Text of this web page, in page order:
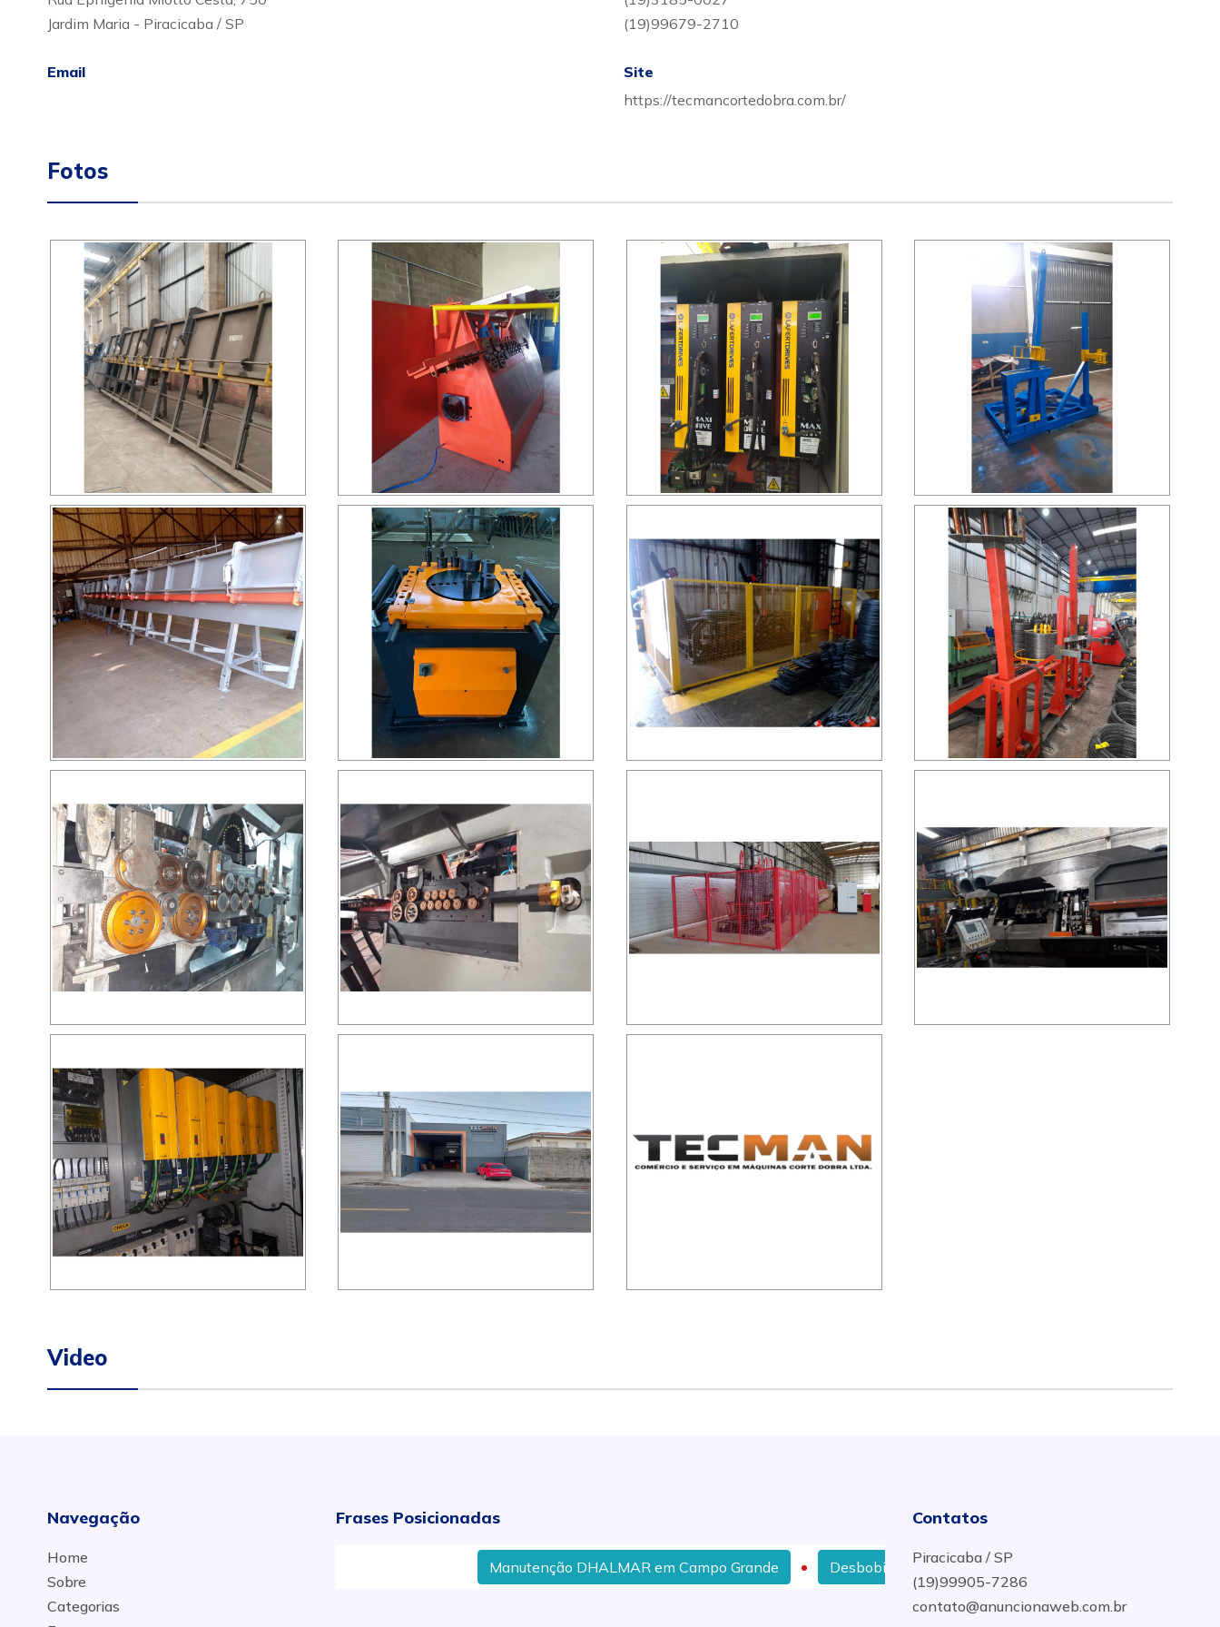
Jardim Maria - Piracicaba / SP
(19)99679-2710
Email
Site
https://tecmancortedobra.com.br/
Fotos
Video
Navegação
Home
Sobre
Categorias
Frases Posicionadas
Manutenção DHALMAR em Campo Grande Desbobinador De Rolo MEP em Belo Horizonte
Contatos
Piracicaba / SP
(19)99905-7286
contato@anuncionaweb.com.br